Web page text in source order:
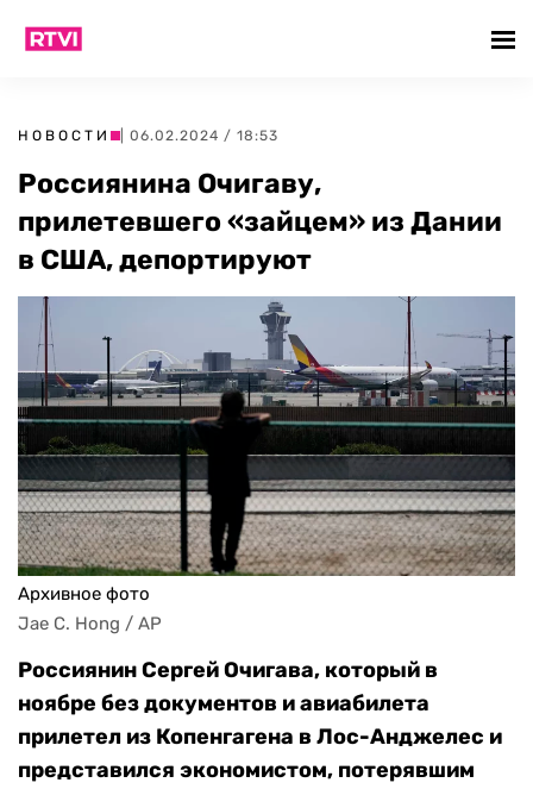
НОВОСТИ | 06.02.2024 / 18:53
Россиянина Очигаву,
прилетевшего «зайцем» из Дании
в США, депортируют
Архивное фото
Jae C. Hong / AP
Россиянин Сергей Очигава, который в
ноябре без документов и авиабилета
прилетел из Копенгагена в Лос-Анджелес и
представился экономистом, потерявшим